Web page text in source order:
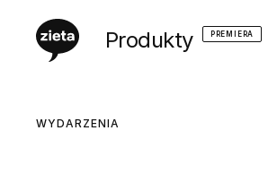
Produkty PREMIERA
WYDARZENIA